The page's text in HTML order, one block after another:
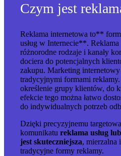
Czym jest
Reklama internetowa to**
usług w Internecie**.
różnorodne rodzaje i kanały
dociera do potencjalnych
zakupu. Marketing internetowy
tradycyjnymi formami
określenie grupy klientów, do
efekcie tego można łatwo
do indywidualnych potrzeb
Dzięki precyzyjnemu
komunikatu reklama usług
jest skuteczniejsza, mierzalna
tradycyjne formy reklamy.